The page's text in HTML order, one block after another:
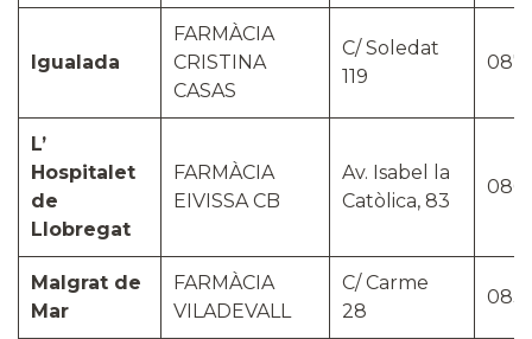
Igualada
FARMÀCIA
CRISTINA
CASAS
C/ Soledat
119
L’
Hospitalet
de
Llobregat
FARMÀCIA
EIVISSA CB
Av. Isabel la
Catòlica, 83
Malgrat de
Mar
FARMÀCIA
VILADEVALL
C/ Carme
28